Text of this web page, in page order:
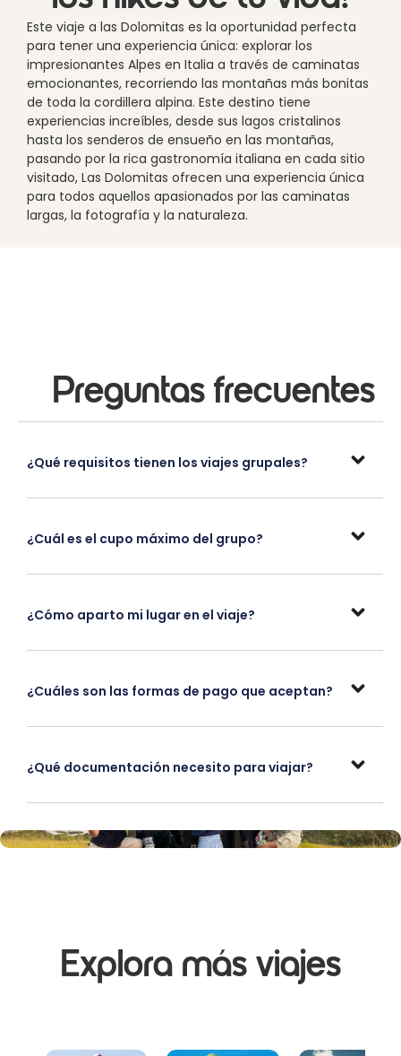
Este viaje a las Dolomitas es la oportunidad perfecta
para tener una experiencia única: explorar los
impresionantes Alpes en Italia a través de caminatas
emocionantes, recorriendo las montañas más bonitas
de toda la cordillera alpina. Este destino tiene
experiencias increíbles, desde sus lagos cristalinos
hasta los senderos de ensueño en las montañas,
pasando por la rica gastronomía italiana en cada sitio
visitado, Las Dolomitas ofrecen una experiencia única
para todos aquellos apasionados por las caminatas
largas, la fotografía y la naturaleza.
Preguntas frecuentes
¿Qué requisitos tienen los viajes grupales?
¿Cuál es el cupo máximo del grupo?
¿Cómo aparto mi lugar en el viaje?
¿Cuáles son las formas de pago que aceptan?
¿Qué documentación necesito para viajar?
Explora más viajes